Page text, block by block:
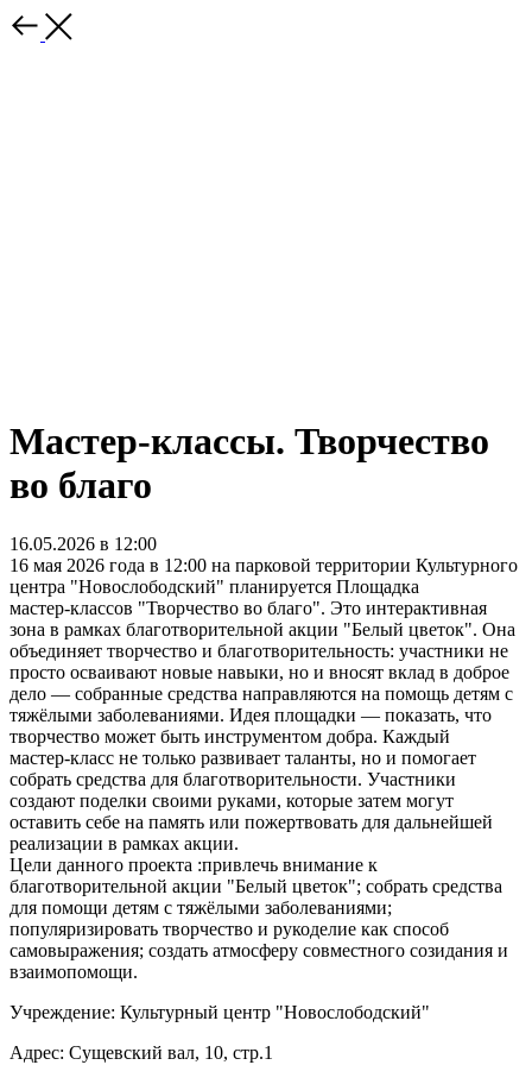
Мастер-классы. Творчество
во благо
16.05.2026 в 12:00
16 мая 2026 года в 12:00 на парковой территории Культурного
центра "Новослободский" планируется Площадка
мастер‑классов "Творчество во благо". Это интерактивная
зона в рамках благотворительной акции "Белый цветок". Она
объединяет творчество и благотворительность: участники не
просто осваивают новые навыки, но и вносят вклад в доброе
дело — собранные средства направляются на помощь детям с
тяжёлыми заболеваниями. Идея площадки — показать, что
творчество может быть инструментом добра. Каждый
мастер‑класс не только развивает таланты, но и помогает
собрать средства для благотворительности. Участники
создают поделки своими руками, которые затем могут
оставить себе на память или пожертвовать для дальнейшей
реализации в рамках акции.
Цели данного проекта :привлечь внимание к
благотворительной акции "Белый цветок"; собрать средства
для помощи детям с тяжёлыми заболеваниями;
популяризировать творчество и рукоделие как способ
самовыражения; создать атмосферу совместного созидания и
взаимопомощи.
Учреждение: Культурный центр "Новослободский"
Адрес: Сущевский вал, 10, стр.1